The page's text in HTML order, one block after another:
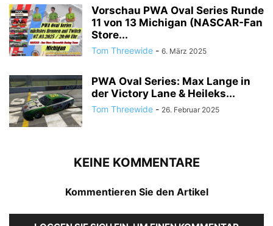
Vorschau PWA Oval Series Runde
11 von 13 Michigan (NASCAR-Fan
Store...
Tom Threewide - 6. März 2025
PWA Oval Series: Max Lange in
der Victory Lane & Heileks...
Tom Threewide - 26. Februar 2025
KEINE KOMMENTARE
Kommentieren Sie den Artikel